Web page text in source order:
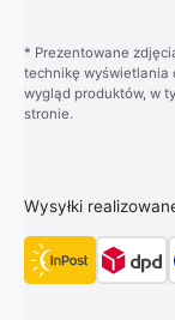
* Prezentowane
technikę wyświetlania
wygląd produktów, w
stronie.
Wysyłki